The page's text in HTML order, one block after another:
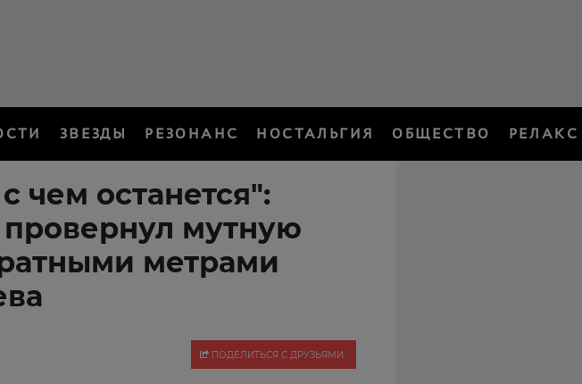
ЗВЕЗДЫ РЕЗОНАНС НОСТАЛЬГИЯ ОБЩЕСТВО РЕЛАКС
чем останется":
мутную
метрами
ПОДЕЛИТЬСЯ С ДРУЗЬЯМИ